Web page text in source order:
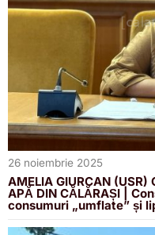
26 noiembrie 2025
AMELIA GIURCAN (USR)
APĂ DIN CĂLĂRAȘI |
consumuri „umflate” și